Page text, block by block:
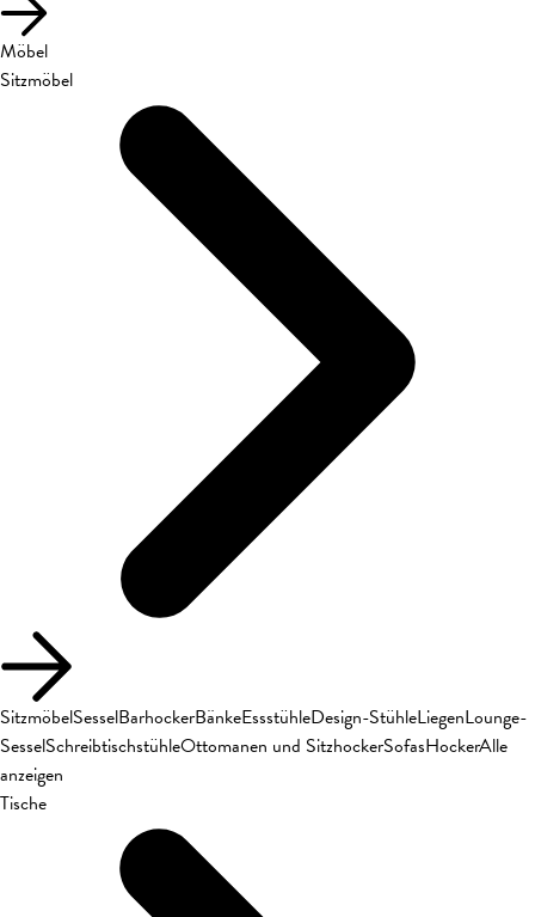
Möbel
Sitzmöbel
SitzmöbelSesselBarhockerBänkeEssstühleDesign-StühleLiegenLounge-
SesselSchreibtischstühleOttomanen und SitzhockerSofasHockerAlle
anzeigen
Tische